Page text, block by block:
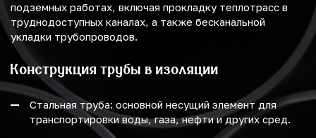
подземных работах, включая прокладку теплотрасс в
труднодоступных каналах, а также бесканальной
укладки трубопроводов.
Конструкция трубы в изоляции
Стальная труба: основной несущий элемент для
транспортировки воды, газа, нефти и других сред.